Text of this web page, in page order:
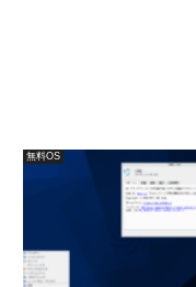
無料OS